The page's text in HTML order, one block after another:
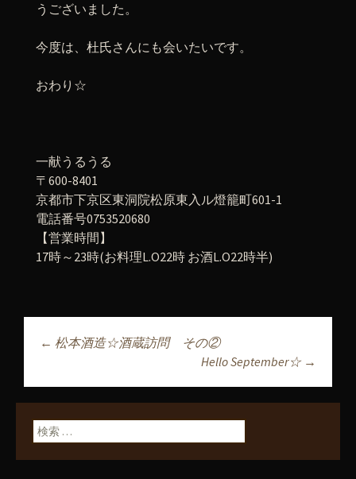
うございました。
今度は、杜氏さんにも会いたいです。
おわり☆
一献うるうる
〒600-8401
京都市下京区東洞院松原東入ル燈籠町601-1
電話番号0753520680
【営業時間】
17時～23時(お料理L.O22時 お酒L.O22時半)
投稿ナビゲーショ
ン
← 松本酒造☆酒蔵訪問 その②
Hello September☆ →
検索: